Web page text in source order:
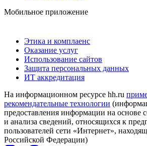
Мобильное приложение
Этика и комплаенс
Оказание услуг
Использование сайтов
Защита персональных данных
ИТ аккредитация
На информационном ресурсе hh.ru
рекомендательные технологии
предоставления информации на основе
и анализа сведений, относящихся к
пользователей сети «Интернет»,
Российской Федерации)